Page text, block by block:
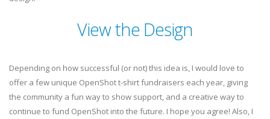
View the Design
Depending on how successful (or not) this idea is, I would love to
offer a few unique OpenShot t-shirt fundraisers each year, giving
the community a fun way to show support, and a creative way to
continue to fund OpenShot into the future. I hope you agree! Also, I